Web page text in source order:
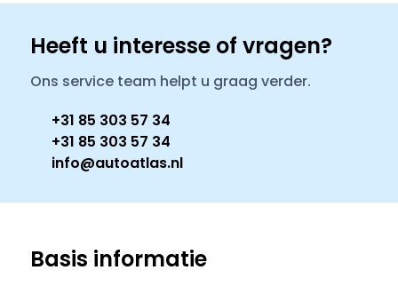
Heeft u interesse of vragen?
Ons service team helpt u graag verder.
+31 85 303 57 34
+31 85 303 57 34
info@autoatlas.nl
Basis informatie